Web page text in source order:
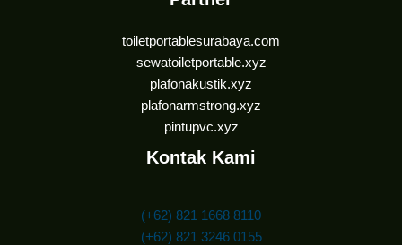
toiletportablesurabaya.com
sewatoiletportable.xyz
plafonakustik.xyz
plafonarmstrong.xyz
pintupvc.xyz
Kontak Kami
(+62) 821 1668 8110
(+62) 821 3246 0155